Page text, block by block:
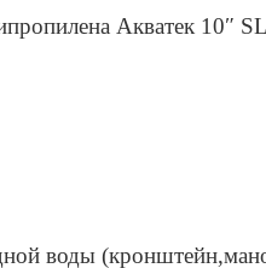
Акватек 10″
воды